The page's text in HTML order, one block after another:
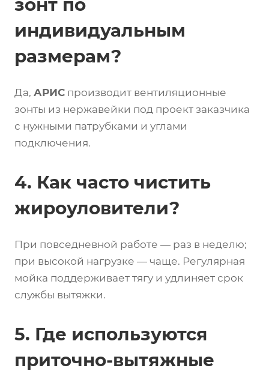
индивидуальным
размерам?
Да, АРИС производит вентиляционные
зонты из нержавейки под проект заказчика
с нужными патрубками и углами
подключения.
4. Как часто чистить
жироуловители?
При повседневной работе — раз в неделю;
при высокой нагрузке — чаще. Регулярная
мойка поддерживает тягу и удлиняет срок
службы вытяжки.
5. Где используются
приточно-вытяжные